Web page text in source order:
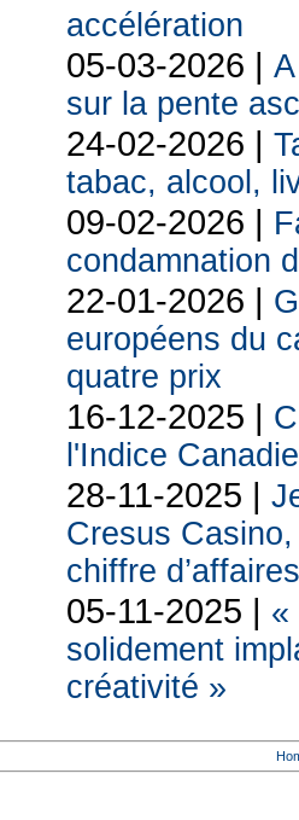
accélération
05-03-2026 |
sur la pente
24-02-2026 |
tabac, alcool,
09-02-2026 |
condamnation
22-01-2026 |
européens du
quatre prix
16-12-2025 |
l'Indice
28-11-2025 |
Cresus
chiffre d’affaires
05-11-2025 | «
solidement
créativité »